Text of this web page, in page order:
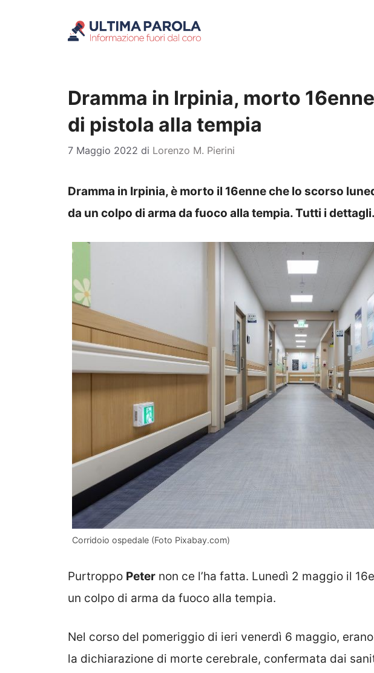
Dramma in Irpinia, morto
di pistola alla tempia
7 Maggio 2022 di Lorenzo M. Pierini
Dramma in Irpinia, è morto il 16enne che lo scorso
da un colpo di arma da fuoco alla tempia. Tutti i dettagli.
Corridoio ospedale (Foto Pixabay.com)
Purtroppo Peter non ce l’ha fatta. Lunedì 2 maggio il
un colpo di arma da fuoco alla tempia.
Nel corso del pomeriggio di ieri venerdì 6 maggio,
la dichiarazione di morte cerebrale, confermata dai